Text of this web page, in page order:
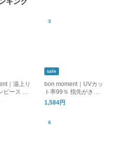
｜湯上り
ピース ル
ス
sale
bon moment｜UVカッ
ト率99％ 指先がきれ
いに見える アームカ
バー / UPF50＋ メン
1,584円